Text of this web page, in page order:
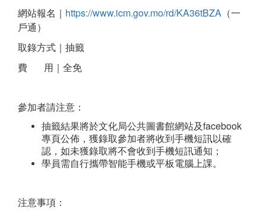
網站報名｜ https://www.icm.gov.mo/rd/KA36tBZA （一
戶通）
取錄方式｜抽籤
費 用｜全免
參加者請注意：
抽籤結果將於文化局公共圖書館網站及facebook
專頁公佈，獲錄取參加者將收到手機短訊以確
認，如未獲錄取將不會收到手機短訊通知；
學員需自行攜帶智能手機或平板電腦上課。
注意事項：